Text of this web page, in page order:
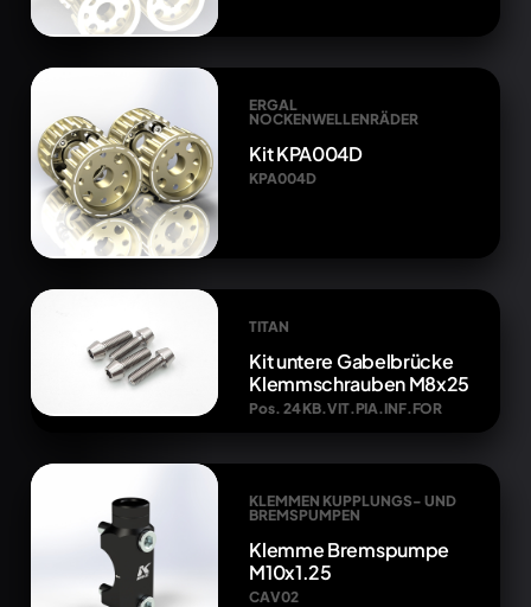
ERGAL
NOCKENWELLENRÄDER
Kit KPA004D
KPA004D
TITAN
Kit untere Gabelbrücke
Klemmschrauben M8x25
Pos. 24 KB.VIT.PIA.INF.FOR
KLEMMEN KUPPLUNGS- UND
BREMSPUMPEN
Klemme Bremspumpe
M10x1.25
CAV02